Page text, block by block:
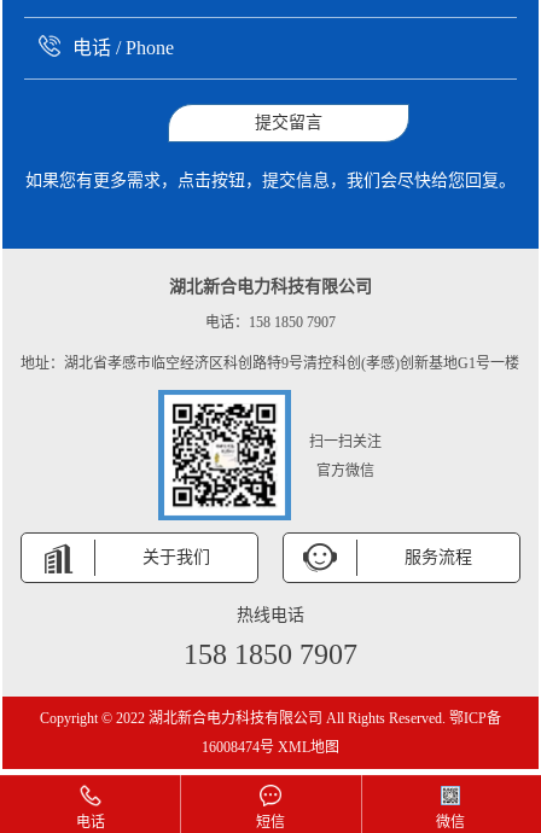
提交留言
如果您有更多需求，点击按钮，提交信息，我们会尽快给您回复。
湖北新合电力科技有限公司
电话：158 1850 7907
地址：湖北省孝感市临空经济区科创路特9号清控科创(孝感)创新基地G1号一楼
扫一扫关注
官方微信
关于我们 服务流程
热线电话
158 1850 7907
Copyright © 2022 湖北新合电力科技有限公司 All Rights Reserved. 鄂ICP备
16008474号 XML地图
电话 短信 微信